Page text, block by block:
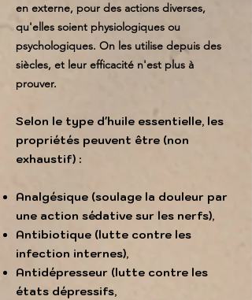
en externe, pour des actions diverses,
qu'elles soient physiologiques ou
psychologiques. On les utilise depuis des
siècles, et leur efficacité n'est plus à
prouver.
Selon le type d'huile essentielle, les
propriétés peuvent être (non
exhaustif) :
Analgésique (soulage la douleur par
une action sédative sur les nerfs),
Antibiotique (lutte contre les
infection internes),
Antidépresseur (lutte contre les
états dépressifs,